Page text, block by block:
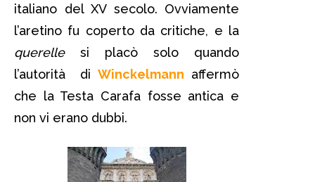
italiano del XV secolo. Ovviamente
l’aretino fu coperto da critiche, e la
querellesi placò solo quando
l’autorità di Winckelmann affermò
che la Testa Carafa fosse antica e
non vi erano dubbi.